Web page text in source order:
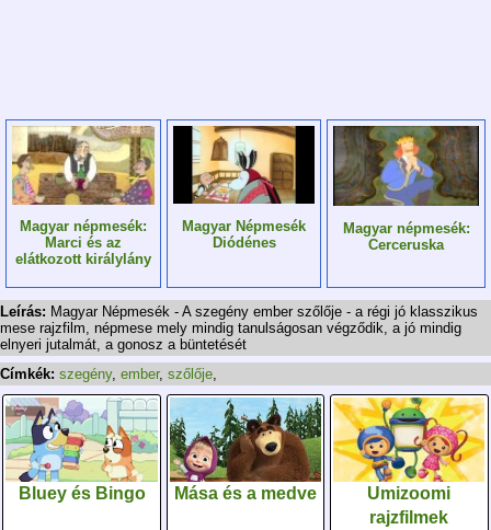
Magyar népmesék:
Marci és az
elátkozott királylány
Magyar Népmesék
Diódénes
Magyar népmesék:
Cerceruska
Leírás: Magyar Népmesék - A szegény ember szőlője - a régi jó klasszikus
mese rajzfilm, népmese mely mindig tanulságosan végződik, a jó mindig
elnyeri jutalmát, a gonosz a büntetését
Címkék: szegény, ember, szőlője,
Bluey és Bingo Mása és a medve
Umizoomi
rajzfilmek